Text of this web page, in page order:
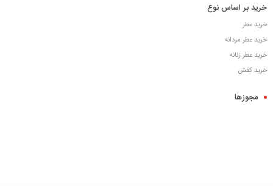
خرید بر اساس نوع
خرید عطر
خرید عطر مردانه
خرید عطر زنانه
خرید کفش
مجوزها